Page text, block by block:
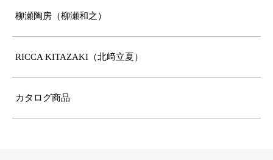
柳瀬陶房（柳瀬和之）
RICCA KITAZAKI（北﨑立夏）
カタログ商品